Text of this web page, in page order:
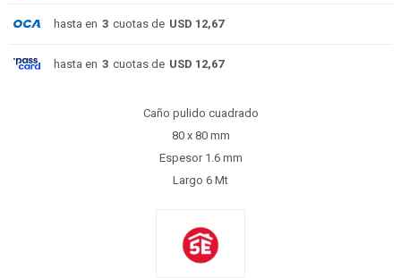
hasta en 3 cuotas de USD 12,67
hasta en 3 cuotas de USD 12,67
Caño pulido cuadrado
80 x 80 mm
Espesor 1.6 mm
Largo 6 Mt